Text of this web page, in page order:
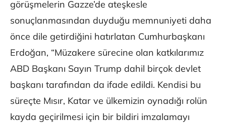
görüşmelerin Gazze’de ateşkesle
sonuçlanmasından duyduğu memnuniyeti daha
önce dile getirdiğini hatırlatan Cumhurbaşkanı
Erdoğan, “Müzakere sürecine olan katkılarımız
ABD Başkanı Sayın Trump dahil birçok devlet
başkanı tarafından da ifade edildi. Kendisi bu
süreçte Mısır, Katar ve ülkemizin oynadığı rolün
kayda geçirilmesi için bir bildiri imzalamayı